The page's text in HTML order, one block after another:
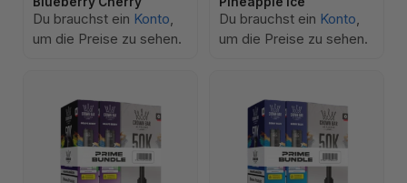
Du brauchst ein Konto,
um die Preise zu sehen.
Du brauchst ein Konto,
um die Preise zu sehen.